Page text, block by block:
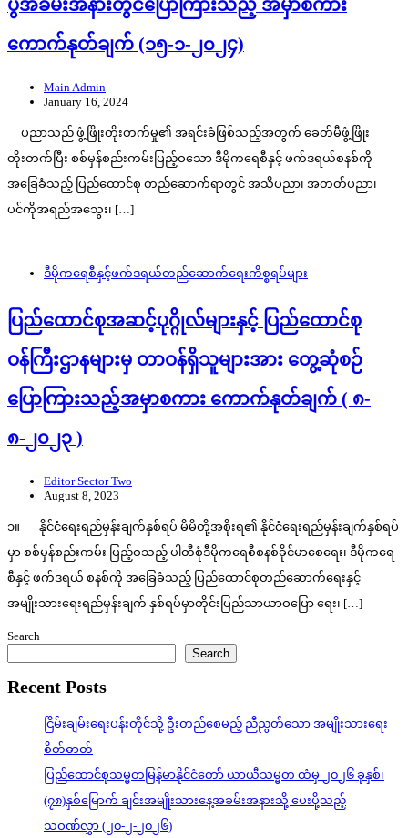
ပွဲအခမ်းအနားတွင်ပြောကြားသည့် အမှာစကား
ကောက်နုတ်ချက် (၁၅-၁-၂၀၂၄)
Main Admin
January 16, 2024
ပညာသည် ဖွံ့ဖြိုးတိုးတက်မှု၏ အရင်းခံဖြစ်သည့်အတွက် ခေတ်မီဖွံ့ဖြိုး
တိုးတက်ပြီး စစ်မှန်စည်းကမ်းပြည့်ဝသော ဒီမိုကရေစီနှင့် ဖက်ဒရယ်စနစ်ကို
အခြေခံသည့် ပြည်ထောင်စု တည်ဆောက်ရာတွင် အသိပညာ၊ အတတ်ပညာ၊
ပင်ကိုအရည်အသွေး၊ […]
ဒီမိုကရေစီနှင့်ဖက်ဒရယ်တည်ဆောက်‌ရေးကိစ္စရပ်များ
ပြည်ထောင်စုအဆင့်ပုဂ္ဂိုလ်များနှင့် ပြည်ထောင်စု
ဝန်ကြီးဌာနများမှ တာဝန်ရှိသူများအား တွေ့ဆုံစဉ်
ပြောကြားသည့်အမှာစကား ကောက်နုတ်ချက် ( ၈-
၈-၂၀၂၃ )
Editor Sector Two
August 8, 2023
၁။ နိုင်ငံရေးရည်မှန်းချက်နှစ်ရပ် မိမိတို့အစိုးရ၏ နိုင်ငံရေးရည်မှန်းချက်နှစ်ရပ်
မှာ စစ်မှန်စည်းကမ်း ပြည့်ဝသည့် ပါတီစုံဒီမိုကရေစီစနစ်ခိုင်မာစေရေး၊ ဒီမိုကရေ
စီနှင့် ဖက်ဒရယ် စနစ်ကို အခြေခံသည့် ပြည်ထောင်စုတည်ဆောက်ရေးနှင့်
အမျိုးသားရေးရည်မှန်းချက် နှစ်ရပ်မှာတိုင်းပြည်သာယာဝပြော ရေး၊ […]
Search
Search
Recent Posts
ငြိမ်းချမ်းရေးပန်းတိုင်သို့ ဦးတည်စေမည့် ညီညွတ်သော အမျိုးသားရေး
စိတ်ဓာတ်
ပြည်ထောင်စုသမ္မတမြန်မာနိုင်ငံတော် ယာယီသမ္မတ ထံမှ ၂၀၂၆ ခုနှစ်၊
(၇၈)နှစ်မြောက် ချင်းအမျိုးသားနေ့အခမ်းအနားသို့ ပေးပို့သည့်
သဝဏ်လွှာ (၂၀-၂-၂၀၂၆)